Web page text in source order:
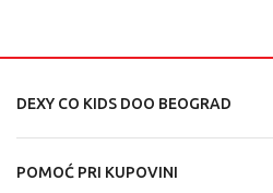
DEXY CO KIDS DOO BEOGRAD
POMOĆ PRI KUPOVINI